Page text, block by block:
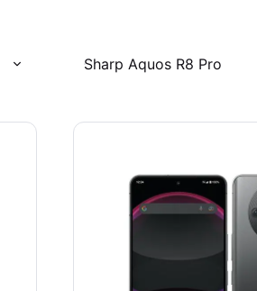
Sharp Aquos R8 Pro